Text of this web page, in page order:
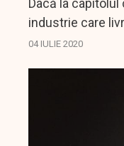
Dacă la
industrie care
în special
04 IULIE 2020